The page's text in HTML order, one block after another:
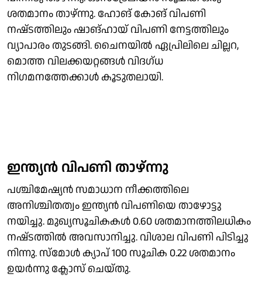
ശതമാനം താഴ്ന്നു. ഹോങ് കോങ് വിപണി
നഷ്‌ടത്തിലും ഷാങ്ഹായ് വിപണി നേട്ടത്തിലും
വ്യാപാരം തുടങ്ങി. ചൈനയിൽ ഏപ്രിലിലെ ചില്ലറ,
മൊത്ത വിലക്കയറ്റങ്ങൾ വിദഗ്ധ
നിഗമനത്തേക്കാൾ കൂടുതലായി.
ഇന്ത്യൻ വിപണി താഴ്ന്നു
പശ്ചിമേഷ്യൻ സമാധാന നീക്കത്തിലെ
അനിശ്ചിതത്വം ഇന്ത്യൻ വിപണിയെ താഴോട്ടു
നയിച്ചു. മുഖ്യസൂചികകൾ 0.60 ശതമാനത്തിലധികം
നഷ്‌ടത്തിൽ അവസാനിച്ചു. വിശാല വിപണി പിടിച്ചു
നിന്നു. സ്മോൾ ക്യാപ് 100 സൂചിക 0.22 ശതമാനം
ഉയർന്നു ക്ലോസ് ചെയ്തു.